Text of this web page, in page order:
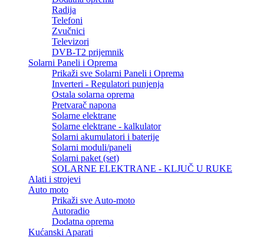
Radija
Telefoni
Zvučnici
Televizori
DVB-T2 prijemnik
Solarni Paneli i Oprema
Prikaži sve Solarni Paneli i Oprema
Inverteri - Regulatori punjenja
Ostala solarna oprema
Pretvarač napona
Solarne elektrane
Solarne elektrane - kalkulator
Solarni akumulatori i baterije
Solarni moduli/paneli
Solarni paket (set)
SOLARNE ELEKTRANE - KLJUČ U RUKE
Alati i strojevi
Auto moto
Prikaži sve Auto-moto
Autoradio
Dodatna oprema
Kućanski Aparati